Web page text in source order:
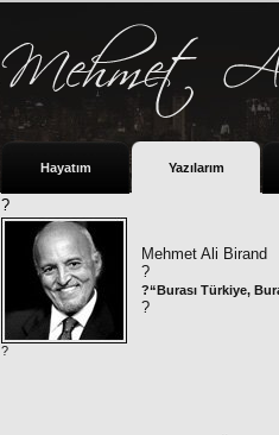
Hayatım Yazılarım
?
Mehmet Ali Birand
?
?“Burası Türkiye,
?
?